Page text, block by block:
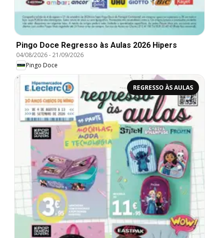
Pingo Doce Regresso às Aulas 2026 Hipers
04/08/2026-21/09/2026
Pingo Doce
REGRESSO ÀS AULAS